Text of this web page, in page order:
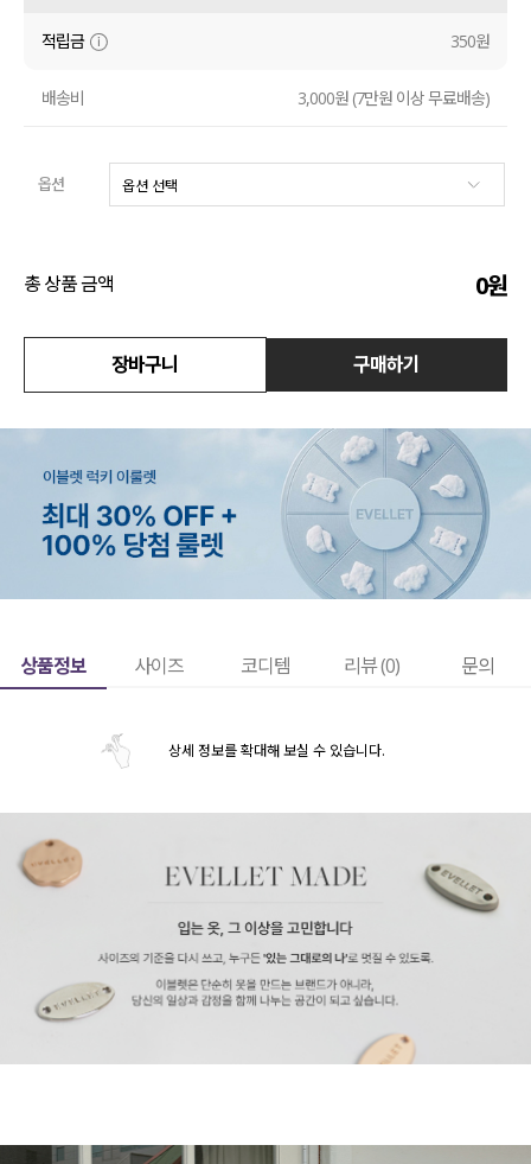
원피스
니트
적립금 350원
배송비 3,000원 (7만원 이상 무료배송)
옵션
총 상품 금액 0원
장바구니 구매하기
상품정보 사이즈 코디템 리뷰 (0) 문의
상세 정보를 확대해 보실 수 있습니다.